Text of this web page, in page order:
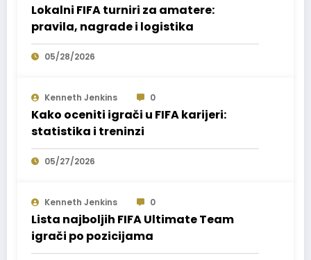
Lokalni FIFA turniri za amatere:
pravila, nagrade i logistika
05/28/2026
Kenneth Jenkins 0
Kako oceniti igrači u FIFA karijeri:
statistika i treninzi
05/27/2026
Kenneth Jenkins 0
Lista najboljih FIFA Ultimate Team
igrači po pozicijama